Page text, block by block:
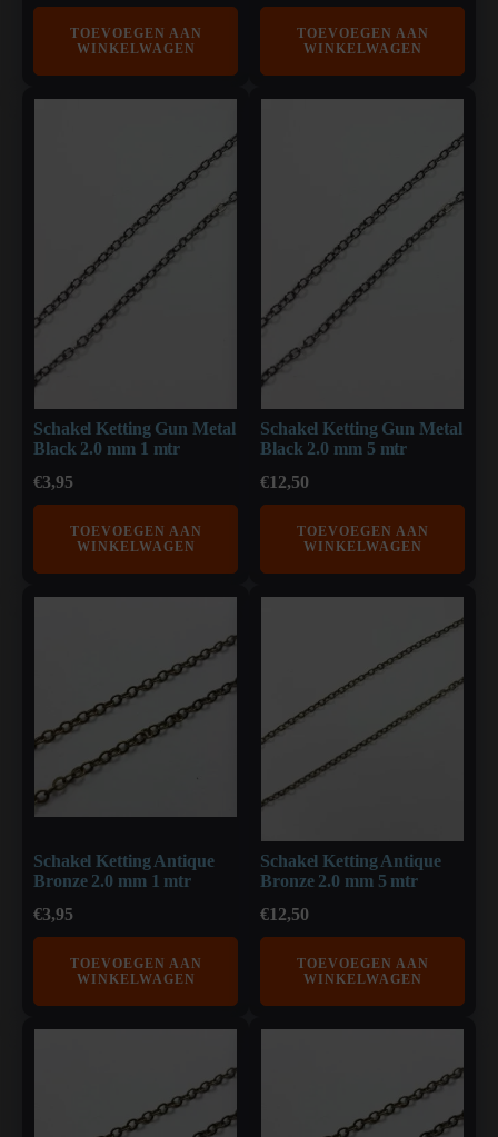
TOEVOEGEN AAN
WINKELWAGEN
TOEVOEGEN AAN
WINKELWAGEN
Schakel Ketting Gun Metal
Black 2.0 mm 1 mtr
€3,95
TOEVOEGEN AAN
WINKELWAGEN
Schakel Ketting Gun Metal
Black 2.0 mm 5 mtr
€12,50
TOEVOEGEN AAN
WINKELWAGEN
Schakel Ketting Antique
Bronze 2.0 mm 1 mtr
€3,95
TOEVOEGEN AAN
WINKELWAGEN
Schakel Ketting Antique
Bronze 2.0 mm 5 mtr
€12,50
TOEVOEGEN AAN
WINKELWAGEN